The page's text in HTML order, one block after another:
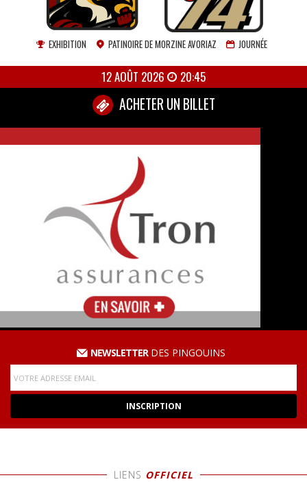
EXHIBITION PATINOIRE DE MORZINE AVORIAZ JOURNÉE
12 AOÛT 2026 20:45
ACHETER UN BILLET
NEWSLETTERDES PINGOUINS
LIENS OFFICIEL